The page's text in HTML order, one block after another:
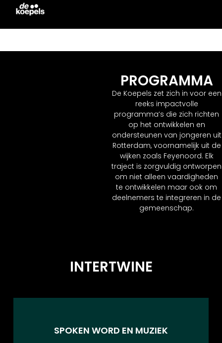
PROGRAMMA
De Koepels zet zich in voor een
reeks impactvolle
programma’s die zich richten
op het ontwikkelen en
ondersteunen van jongeren uit
Rotterdam, voornamelijk uit de
wijken zoals Feyenoord. Elk
traject is zorgvuldig ontworpen
om niet alleen vaardigheden
te ontwikkelen maar ook om
deelnemers te integreren in de
gemeenschap.
INTERTWINE
SPOKEN WORD EN MUZIEK